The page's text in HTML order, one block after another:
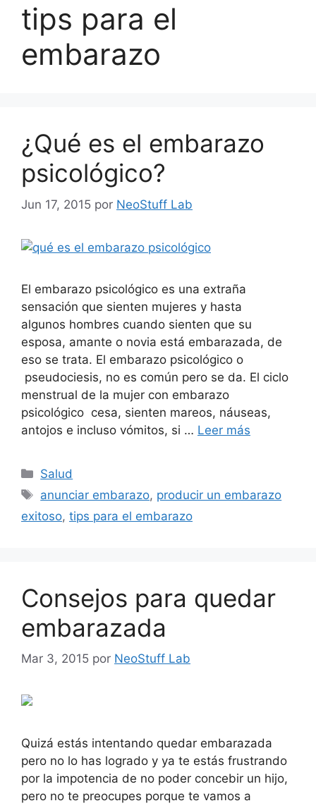
tips para el
embarazo
¿Qué es el embarazo
psicológico?
Jun 17, 2015 por NeoStuff Lab
El embarazo psicológico es una extraña
sensación que sienten mujeres y hasta
algunos hombres cuando sienten que su
esposa, amante o novia está embarazada, de
eso se trata. El embarazo psicológico o
pseudociesis, no es común pero se da. El ciclo
menstrual de la mujer con embarazo
psicológico cesa, sienten mareos, náuseas,
antojos e incluso vómitos, si … Leer más
Categorías
Salud
Etiquetas
anunciar embarazo, producir un embarazo
exitoso, tips para el embarazo
Consejos para quedar
embarazada
Mar 3, 2015 por NeoStuff Lab
Quizá estás intentando quedar embarazada
pero no lo has logrado y ya te estás frustrando
por la impotencia de no poder concebir un hijo,
pero no te preocupes porque te vamos a